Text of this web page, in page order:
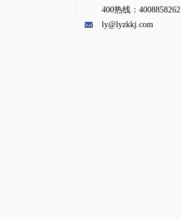
400热线：4008858262
ly@lyzkkj.com